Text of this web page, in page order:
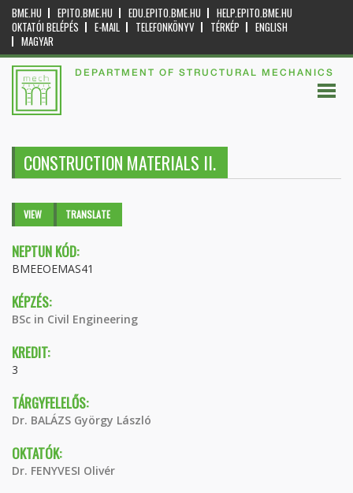
BME.HU EPITO.BME.HU EDU.EPITO.BME.HU
HELP.EPITO.BME.HU
OKTATÓI BELÉPÉS
E-MAIL TELEFONKÖNYV TÉRKÉP
ENGLISH
MAGYAR
DEPARTMENT OF STRUCTURAL MECHANICS
CONSTRUCTION MATERIALS II.
Primary tabs
VIEW (ACTIVETRANSLATE
NEPTUN KÓD:
BMEEOEMAS41
KÉPZÉS:
BSc in Civil Engineering
KREDIT:
3
TÁRGYFELELŐS:
Dr. BALÁZS György László
OKTATÓK:
Dr. FENYVESI Olivér